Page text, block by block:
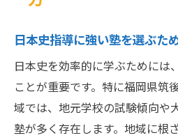
日本史指導に強い塾を選ぶた
日本史を効率的に学ぶためには
ことが重要です。特に福岡県筑
域では、地元学校の試験傾向や
塾が多く存在します。地域に根